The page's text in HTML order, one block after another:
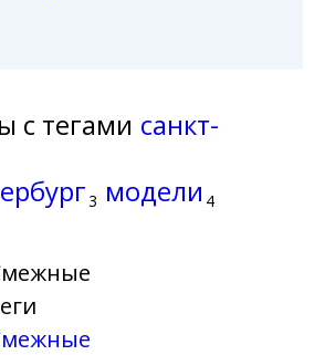
с тегами санкт-
3 модели 4